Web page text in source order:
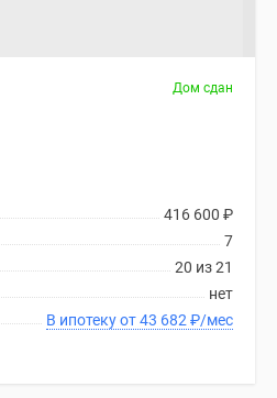
Дом сдан
416 600 ₽
7
20 из 21
нет
В ипотеку от 43 682 ₽/мес